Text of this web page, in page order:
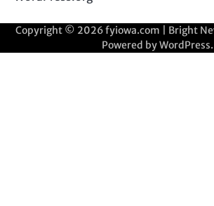
Copyright © 2026fyiowa.com | Bright
Powered byWordPress.